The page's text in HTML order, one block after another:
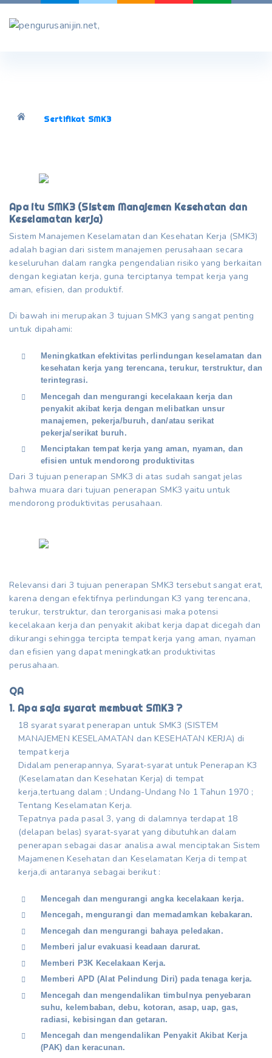
Skip
Sertifikat SMK3
Apa itu SMK3 (Sistem Manajemen Kesehatan dan
Keselamatan kerja)
Sistem Manajemen Keselamatan dan Kesehatan Kerja (SMK3)
adalah bagian dari sistem manajemen perusahaan secara
keseluruhan dalam rangka pengendalian risiko yang berkaitan
dengan kegiatan kerja, guna terciptanya tempat kerja yang
aman, efisien, dan produktif.
Di bawah ini merupakan 3 tujuan SMK3 yang sangat penting
untuk dipahami:
Meningkatkan efektivitas perlindungan keselamatan dan
kesehatan kerja yang terencana, terukur, terstruktur, dan
terintegrasi.
Mencegah dan mengurangi kecelakaan kerja dan
penyakit akibat kerja dengan melibatkan unsur
manajemen, pekerja/buruh, dan/atau serikat
pekerja/serikat buruh.
Menciptakan tempat kerja yang aman, nyaman, dan
efisien untuk mendorong produktivitas
Dari 3 tujuan penerapan SMK3 di atas sudah sangat jelas
bahwa muara dari tujuan penerapan SMK3 yaitu untuk
mendorong produktivitas perusahaan.
Relevansi dari 3 tujuan penerapan SMK3 tersebut sangat erat,
karena dengan efektifnya perlindungan K3 yang terencana,
terukur, terstruktur, dan terorganisasi maka potensi
kecelakaan kerja dan penyakit akibat kerja dapat dicegah dan
dikurangi sehingga tercipta tempat kerja yang aman, nyaman
dan efisien yang dapat meningkatkan produktivitas
perusahaan.
QA
1. Apa saja syarat membuat SMK3 ?
18 syarat syarat penerapan untuk SMK3 (SISTEM
MANAJEMEN KESELAMATAN dan KESEHATAN KERJA) di
tempat kerja
Didalam penerapannya, Syarat-syarat untuk Penerapan K3
(Keselamatan dan Kesehatan Kerja) di tempat
kerja,tertuang dalam ; Undang-Undang No 1 Tahun 1970 ;
Tentang Keselamatan Kerja.
Tepatnya pada pasal 3, yang di dalamnya terdapat 18
(delapan belas) syarat-syarat yang dibutuhkan dalam
penerapan sebagai dasar analisa awal menciptakan Sistem
Majamenen Kesehatan dan Keselamatan Kerja di tempat
kerja,di antaranya sebagai berikut :
Mencegah dan mengurangi angka kecelakaan kerja.
Mencegah, mengurangi dan memadamkan kebakaran.
Mencegah dan mengurangi bahaya peledakan.
Memberi jalur evakuasi keadaan darurat.
Memberi P3K Kecelakaan Kerja.
Memberi APD (Alat Pelindung Diri) pada tenaga kerja.
Mencegah dan mengendalikan timbulnya penyebaran
suhu, kelembaban, debu, kotoran, asap, uap, gas,
radiasi, kebisingan dan getaran.
Mencegah dan mengendalikan Penyakit Akibat Kerja
(PAK) dan keracunan.